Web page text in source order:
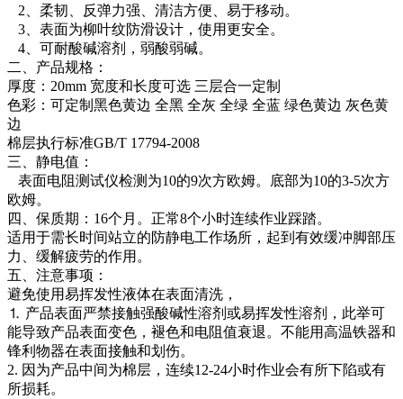
2、柔韧、反弹力强、清洁方便、易于移动。
3、表面为柳叶纹防滑设计，使用更安全。
4、可耐酸碱溶剂，弱酸弱碱。
二、产品规格：
厚度：20mm 宽度和长度可选 三层合一定制
色彩：可定制黑色黄边 全黑 全灰 全绿 全蓝 绿色黄边 灰色黄
边
棉层执行标准GB/T 17794-2008
三、静电值：
表面电阻测试仪检测为10的9次方欧姆。底部为10的3-5次方
欧姆。
四、保质期：16个月。正常8个小时连续作业踩踏。
适用于需长时间站立的防静电工作场所，起到有效缓冲脚部压
力、缓解疲劳的作用。
五、注意事项：
避免使用易挥发性液体在表面清洗，
⒈ 产品表面严禁接触强酸碱性溶剂或易挥发性溶剂，此举可
能导致产品表面变色，褪色和电阻值衰退。不能用高温铁器和
锋利物器在表面接触和划伤。
2. 因为产品中间为棉层，连续12-24小时作业会有所下陷或有
所损耗。